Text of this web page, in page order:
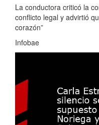
La conductora criticó la
conflicto legal y advirtió
corazón”
Infobae